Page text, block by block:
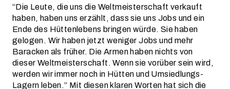
“Die Leute, die uns die Weltmeisterschaft verkauft
haben, haben uns erzählt, dass sie uns Jobs und ein
Ende des Hüttenlebens bringen würde. Sie haben
gelogen. Wir haben jetzt weniger Jobs und mehr
Baracken als früher. Die Armen haben nichts von
dieser Weltmeisterschaft. Wenn sie vorüber sein wird,
werden wir immer noch in Hütten und Umsiedlungs-
Lagern leben.” Mit diesen klaren Worten hat sich die